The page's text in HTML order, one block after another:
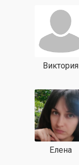
Виктория
Елена